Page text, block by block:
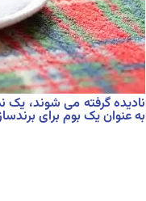
نادیده گرفته می شوند، یک
به عنوان یک بوم برای